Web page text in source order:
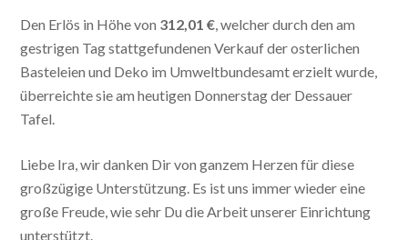
Den Erlös in Höhe von 312,01 €, welcher durch den am
gestrigen Tag stattgefundenen Verkauf der osterlichen
Basteleien und Deko im Umweltbundesamt erzielt wurde,
überreichte sie am heutigen Donnerstag der Dessauer
Tafel.
Liebe Ira, wir danken Dir von ganzem Herzen für diese
großzügige Unterstützung. Es ist uns immer wieder eine
große Freude, wie sehr Du die Arbeit unserer Einrichtung
unterstützt.